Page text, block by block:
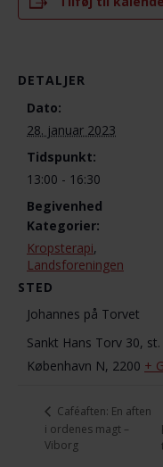
DETALJER
Dato:
28. januar 2023
Tidspunkt:
13:00 - 16:30
Begivenhed
Kategorier:
Kropsterapi,
Landsforeningen
STED
Johannes på Torvet
Sankt Hans Torv 30, st.
København N, 2200 +
Caféaften: En aften
i ordenes magt –
Viborg